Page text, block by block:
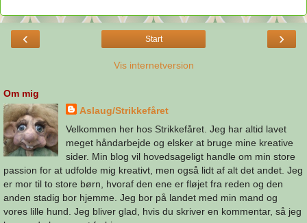
‹ ›
Start
Vis internetversion
Om mig
Aslaug/Strikkefåret
Velkommen her hos Strikkefåret. Jeg har altid lavet
meget håndarbejde og elsker at bruge mine kreative
sider. Min blog vil hovedsageligt handle om min store
passion for at udfolde mig kreativt, men også lidt af alt det andet. Jeg
er mor til to store børn, hvoraf den ene er fløjet fra reden og den
anden stadig bor hjemme. Jeg bor på landet med min mand og
vores lille hund. Jeg bliver glad, hvis du skriver en kommentar, så jeg